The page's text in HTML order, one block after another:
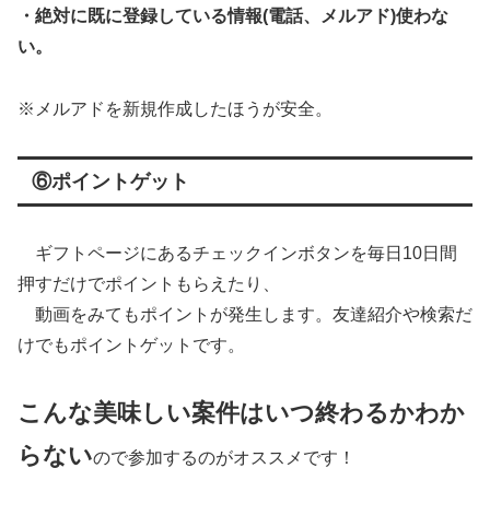
・絶対に既に登録している情報(電話、メルアド)使わな
い。
※メルアドを新規作成したほうが安全。
⑥ポイントゲット
ギフトページにあるチェックインボタンを毎日10日間
押すだけでポイントもらえたり、
動画をみてもポイントが発生します。友達紹介や検索だ
けでもポイントゲットです。
こんな美味しい案件はいつ終わるかわか
らないので参加するのがオススメです！